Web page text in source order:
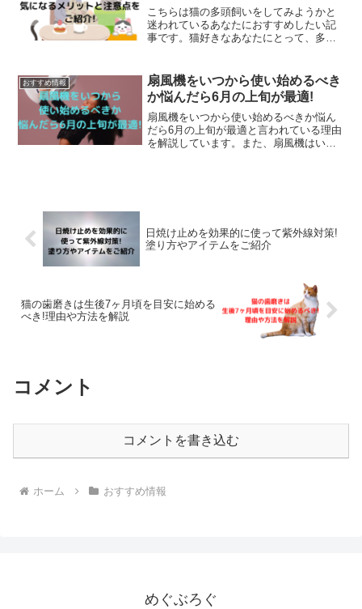
こちらは猫の多頭飼いをしてみようかと
迷われているあなたにおすすめしたい記
事です。猫好きなあなたにとって、多頭
問に答えるべく、多頭飼いの注意点やメ
リットまとめてみました。
おすすめ情報
扇風機をいつから使い始めるべき
か悩んだら6月の上旬が最適!
扇風機をいつから使い始めるべきか悩ん
だら6月の上旬が最適と言われている理由
を解説しています。また、扇風機はいつ
日焼け止めを効果的に使って紫外線対策!
塗り方やアイテムをご紹介
猫の歯磨きは生後7ヶ月頃を目安に始める
べき!理由や方法を解説
コメント
コメントを書き込む
ホーム おすすめ情報
めぐぶろぐ